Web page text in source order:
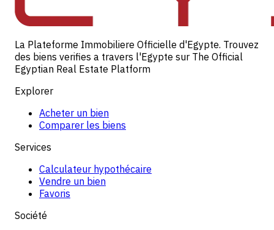
La Plateforme Immobiliere Officielle d'Egypte. Trouvez
des biens verifies a travers l'Egypte sur The Official
Egyptian Real Estate Platform
Explorer
Acheter un bien
Comparer les biens
Services
Calculateur hypothécaire
Vendre un bien
Favoris
Société